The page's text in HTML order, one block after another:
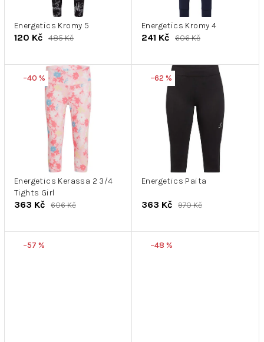
ů
d
u
Energetics Kromy 5
120 Kč 485 Kč
Energetics Kromy 4
241 Kč 606 Kč
–40 %
Energetics Kerassa 2 3/4
Tights Girl
363 Kč 606 Kč
–62 %
Energetics Paita
363 Kč 970 Kč
–57 % –48 %